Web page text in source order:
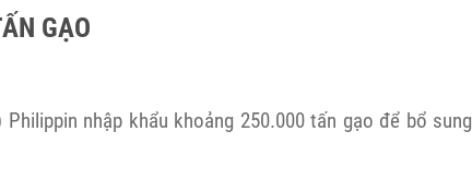
GẠO
nhập khẩu khoảng 250.000 tấn gạo để bổ sung